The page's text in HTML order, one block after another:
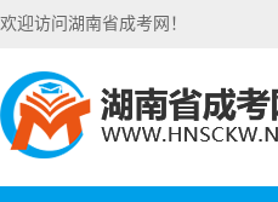
欢迎访问湖南省成考网！